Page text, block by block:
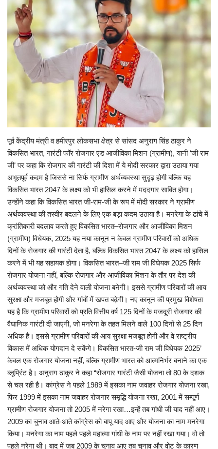
पूर्व केंद्रीय मंत्री व हमीरपुर लोकसभा क्षेत्र से सांसद अनुराग सिंह ठाकुर ने
विकसित भारत, गारंटी फॉर रोजगार एंड आजीविका मिशन (ग्रामीण), यानी ‘जी राम
जी’ पर कहा कि रोजगार की गारंटी की दिशा में ये मोदी सरकार द्वारा उठाया गया
अभूतपूर्व कदम है जिससे ना सिर्फ ग्रामीण अर्थव्यवस्था सुदृढ़ होगी बल्कि यह
विकसित भारत 2047 के लक्ष्य को भी हासिल करने में मददगार साबित होगा।
उन्होंने कहा कि विकसित भारत जी-राम-जी के रूप में मोदी सरकार ने ग्रामीण
अर्थव्यवस्था की तस्वीर बदलने के लिए एक बड़ा कदम उठाया है। मनरेगा के ढांचे में
क्रांतिकारी बदलाव करते हुए विकसित भारत–रोजगार और आजीविका मिशन
(ग्रामीण) विधेयक, 2025 यह नया कानून न केवल ग्रामीण परिवारों को अधिक
दिनों के रोजगार की गारंटी देता है, बल्कि विकसित भारत 2047 के लक्ष्य को हासिल
करने में भी यह सहायक होगा। विकसित भारत–जी राम जी विधेयक 2025 सिर्फ
रोजगार योजना नहीं, बल्कि रोजगार और आजीविका मिशन के तौर पर देश की
अर्थव्यवस्था को और गति देने वाली योजना बनेगी। इससे ग्रामीण परिवारों की आय
सुरक्षा और मजबूत होगी और गांवों में खपत बढ़ेगी। नए कानून की प्रमुख विशेषता
यह है कि ग्रामीण परिवारों को प्रति वित्तीय वर्ष 125 दिनों के मजदूरी रोजगार की
वैधानिक गारंटी दी जाएगी, जो मनरेगा के तहत मिलने वाले 100 दिनों से 25 दिन
अधिक है। इससे ग्रामीण परिवारों की आय सुरक्षा मजबूत होगी और वे राष्ट्रीय
विकास में अधिक योगदान दे सकेंगे। विकसित भारत-जी राम जी विधेयक 2025’
केवल एक रोजगार योजना नहीं, बल्कि ग्रामीण भारत को आत्मनिर्भर बनाने का एक
ब्लूप्रिंट है। अनुराग ठाकुर ने कहा “रोजगार गारंटी जैसी योजना तो 80 के दशक
से चल रही है। कांग्रेस ने पहले 1989 में इसका नाम जवाहर रोजगार योजना रखा,
फिर 1999 में इसका नाम जवाहर रोजगार समृद्धि योजना रखा, 2001 में सम्पूर्ण
ग्रामीण रोजगार योजना तो 2005 में नरेगा रखा…इन्हें तब गांधी जी याद नहीं आए।
2009 का चुनाव आते-आते कांग्रेस को बापू याद आए और योजना का नाम मनरेगा
किया। मनरेगा का नाम पहले पहले महात्मा गांधी के नाम पर नहीं रखा गया। वो तो
पहले नरेगा थी। बाद में जब 2009 के चुनाव आए तब चुनाव और वोट के कारण